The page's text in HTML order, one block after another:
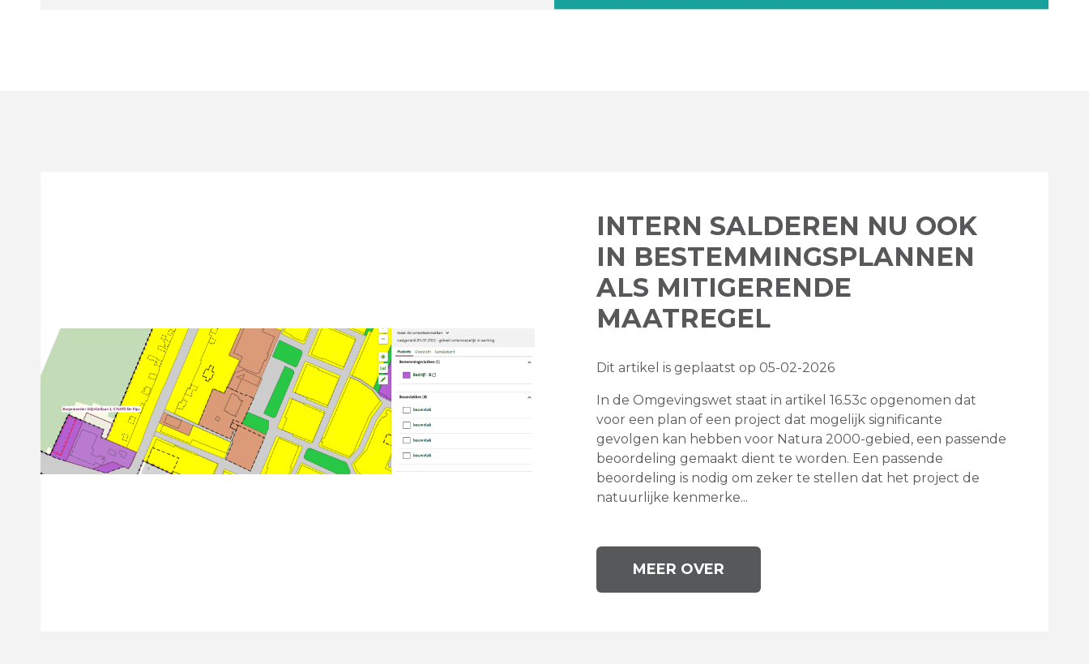
INTERN SALDEREN NU OOK
IN BESTEMMINGSPLANNEN
ALS MITIGERENDE
MAATREGEL
Dit artikel is geplaatst op 05-02-2026
In de Omgevingswet staat in artikel 16.53c opgenomen dat
voor een plan of een project dat mogelijk significante
gevolgen kan hebben voor Natura 2000-gebied, een passende
beoordeling gemaakt dient te worden. Een passende
beoordeling is nodig om zeker te stellen dat het project de
natuurlijke kenmerke...
MEER OVER